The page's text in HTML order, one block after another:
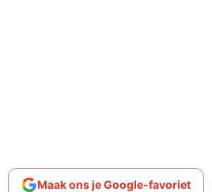
Maak ons je Google-favoriet